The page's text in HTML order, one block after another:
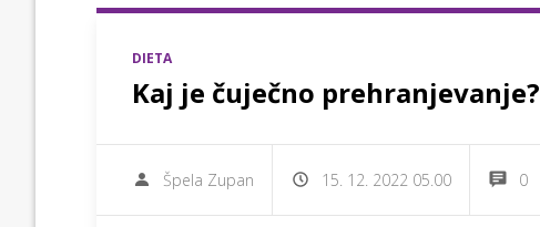
DIETA
Kaj je čuječno prehranjevanje?
Špela Zupan 15. 12. 2022 05.00 0